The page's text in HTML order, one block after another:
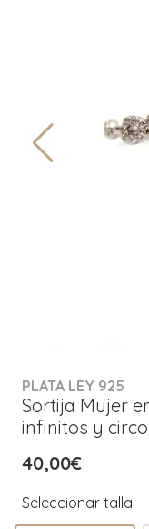
PLATA LEY 925
Sortija Mujer
infinitos y
40,00€
Seleccionar talla